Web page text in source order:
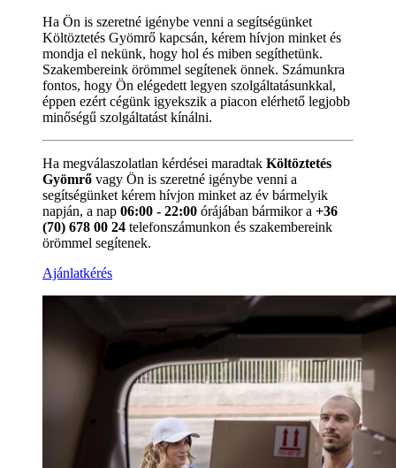
Ha Ön is szeretné igénybe venni a segítségünket
Költöztetés Gyömrő kapcsán, kérem hívjon minket és
mondja el nekünk, hogy hol és miben segíthetünk.
Szakembereink örömmel segítenek önnek. Számunkra
fontos, hogy Ön elégedett legyen szolgáltatásunkkal,
éppen ezért cégünk igyekszik a piacon elérhető legjobb
minőségű szolgáltatást kínálni.
Ha megválaszolatlan kérdései maradtak Költöztetés
Gyömrő vagy Ön is szeretné igénybe venni a
segítségünket kérem hívjon minket az év bármelyik
napján, a nap 06:00 - 22:00 órájában bármikor a +36
(70) 678 00 24 telefonszámunkon és szakembereink
örömmel segítenek.
Ajánlatkérés